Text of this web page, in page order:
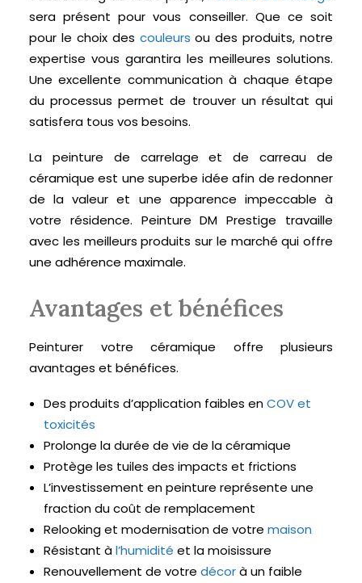
sera présent pour vous conseiller. Que ce soit
pour le choix des couleurs ou des produits, notre
expertise vous garantira les meilleures solutions.
Une excellente communication à chaque étape
du processus permet de trouver un résultat qui
satisfera tous vos besoins.
La peinture de carrelage et de carreau de
céramique est une superbe idée afin de redonner
de la valeur et une apparence impeccable à
votre résidence. Peinture DM Prestige travaille
avec les meilleurs produits sur le marché qui offre
une adhérence maximale.
Avantages et bénéfices
Peinturer votre céramique offre plusieurs
avantages et bénéfices.
Des produits d’application faibles enCOV et
toxicités
Prolonge la durée de vie de la céramique
Protège les tuiles des impacts et frictions
L’investissement en peinture représente une
fraction du coût de remplacement
Relooking et modernisation de votre maison
Résistant àl’humidité et la moisissure
Renouvellement de votre décorà un faible